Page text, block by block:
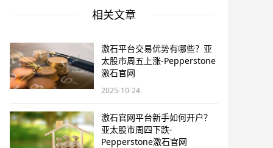
相关文章
激石平台交易优势有哪些？亚
太股市周五上涨-Pepperstone
激石官网
2025-10-24
激石官网平台新手如何开户？
亚太股市周四下跌-
Pepperstone激石官网